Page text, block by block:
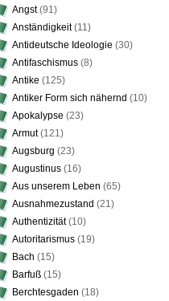
Angst(91)
Anständigkeit(11)
Antideutsche Ideologie (30)
Antifaschismus (8)
Antike (125)
Antiker Form sich nähernd (10)
Apokalypse (23)
Armut(121)
Augsburg (23)
Augustinus (16)
Aus unserem Leben (65)
Ausnahmezustand (21)
Authentizität(10)
Autoritarismus (19)
Bach (15)
Barfuß (15)
Berchtesgaden (18)